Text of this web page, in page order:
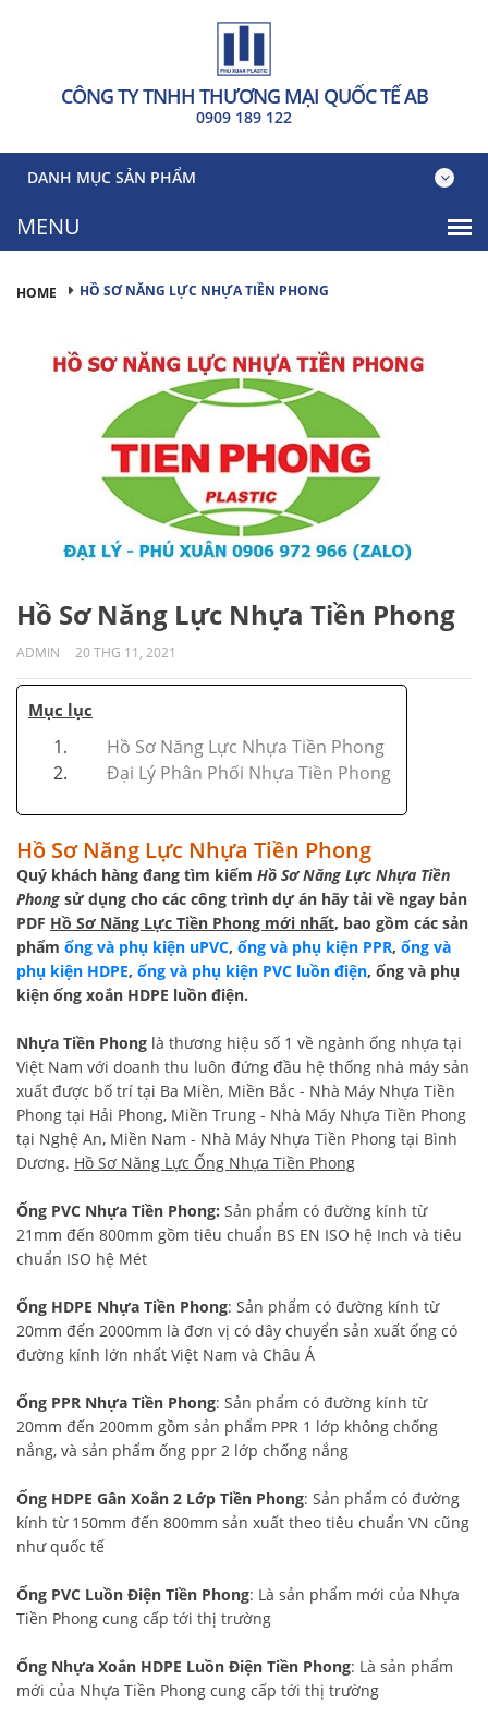
CÔNG TY TNHH THƯƠNG MẠI QUỐC TẾ AB
0909 189 122
DANH MỤC SẢN PHẨM
HOME HỒ SƠ NĂNG LỰC NHỰA TIỀN PHONG
Hồ Sơ Năng Lực Nhựa Tiền Phong
ADMIN 20 THG 11, 2021
Mục lục
Hồ Sơ Năng Lực Nhựa Tiền Phong
Đại Lý Phân Phối Nhựa Tiền Phong
Hồ Sơ Năng Lực Nhựa Tiền Phong
Quý khách hàng đang tìm kiếm Hồ Sơ Năng Lực Nhựa Tiền
Phong sử dụng cho các công trình dự án hãy tải về ngay bản
PDF Hồ Sơ Năng Lực Tiền Phong mới nhất, bao gồm các sản
phẩm ống và phụ kiện uPVC, ống và phụ kiện PPR, ống và
phụ kiện HDPE, ống và phụ kiện PVC luồn điện, ống và phụ
kiện ống xoắn HDPE luồn điện.
Nhựa Tiền Phong là thương hiệu số 1 về ngành ống nhựa tại
Việt Nam với doanh thu luôn đứng đầu hệ thống nhà máy sản
xuất được bố trí tại Ba Miền, Miền Bắc - Nhà Máy Nhựa Tiền
Phong tại Hải Phong, Miền Trung - Nhà Máy Nhựa Tiền Phong
tại Nghệ An, Miền Nam - Nhà Máy Nhựa Tiền Phong tại Bình
Dương. Hồ Sơ Năng Lực Ống Nhựa Tiền Phong
Ống PVC Nhựa Tiền Phong: Sản phẩm có đường kính từ
21mm đến 800mm gồm tiêu chuẩn BS EN ISO hệ Inch và tiêu
chuẩn ISO hệ Mét
Ống HDPE Nhựa Tiền Phong: Sản phẩm có đường kính từ
20mm đến 2000mm là đơn vị có dây chuyển sản xuất ống có
đường kính lớn nhất Việt Nam và Châu Á
Ống PPR Nhựa Tiền Phong: Sản phẩm có đường kính từ
20mm đến 200mm gồm sản phẩm PPR 1 lớp không chống
nắng, và sản phẩm ống ppr 2 lớp chống nắng
Ống HDPE Gân Xoắn 2 Lớp Tiền Phong: Sản phẩm có đường
kính từ 150mm đến 800mm sản xuất theo tiêu chuẩn VN cũng
như quốc tế
Ống PVC Luồn Điện Tiền Phong: Là sản phẩm mới của Nhựa
Tiền Phong cung cấp tới thị trường
Ống Nhựa Xoắn HDPE Luồn Điện Tiền Phong: Là sản phẩm
mới của Nhựa Tiền Phong cung cấp tới thị trường